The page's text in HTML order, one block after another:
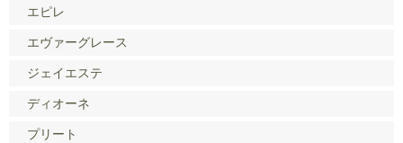
エピレ
エヴァーグレース
ジェイエステ
ディオーネ
プリート